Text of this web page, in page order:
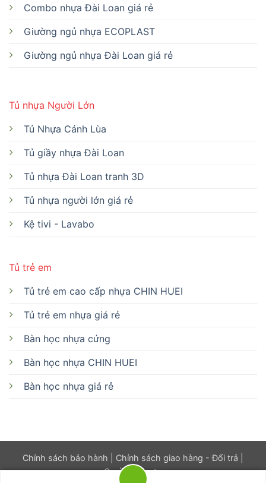
Tủ nhựa Người Lớn
Tủ Nhựa Cánh Lùa
Tủ giầy nhựa Đài Loan
Tủ nhựa Đài Loan tranh 3D
Tủ nhựa người lớn giá rẻ
Kệ tivi - Lavabo
Tủ trẻ em
Tủ trẻ em cao cấp nhựa CHIN HUEI
Tủ trẻ em nhựa giá rẻ
Bàn học nhựa cứng
Bàn học nhựa CHIN HUEI
Bàn học nhựa giá rẻ
Combo nhựa Đài Loan giá rẻ
Giường ngủ nhựa ECOPLAST
Giường ngủ nhựa Đài Loan giá rẻ
Chính sách bảo hành Chính sách giao hàng - Đổi trả
Quyền riêng tư